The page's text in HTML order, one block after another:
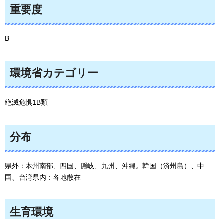
重要度
B
環境省カテゴリー
絶滅危惧1B類
分布
県外：本州南部、四国、隠岐、九州、沖縄。韓国（済州島）、中
国、台湾県内：各地散在
生育環境